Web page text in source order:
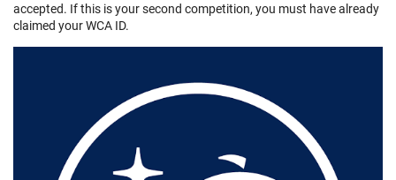
accepted. If this is your second competition, you must have already
claimed your WCA ID.